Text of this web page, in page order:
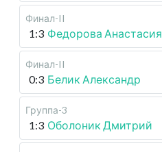
Финал-II
1:3 Федорова Анастасия
Финал-II
0:3 Белик Александр
Группа-3
1:3 Оболоник Дмитрий